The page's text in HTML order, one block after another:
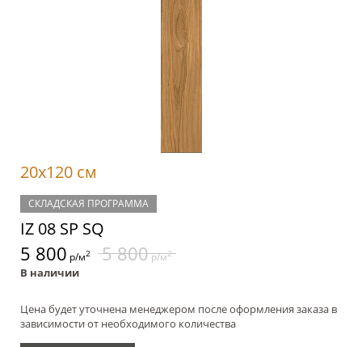
20x120 см
СКЛАДСКАЯ ПРОГРАММА
IZ 08 SP SQ
5 800 р/м2 5 800р/м2
В наличии
Цена будет уточнена менеджером после оформления заказа в
зависимости от необходимого количества